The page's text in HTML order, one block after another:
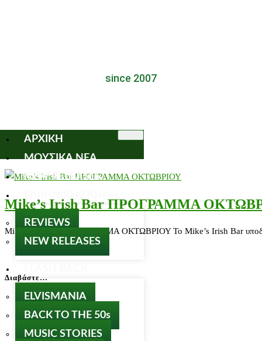
since 2007
ΑΡΧΙΚΗ
ΜΟΥΣΙΚΑ ΝΕΑ
NEW RELEASES
REVIEWS
NEW RELEASES
ELVISMANIA
BACK TO THE 50s
MUSIC STORIES
Mike’s Irish Bar ΠΡΟΓΡΑΜΜΑ
Mike's Irish Bar ΠΡΟΓΡΑΜΜΑ ΟΚΤΩΒΡΙΟΥ Το Mike’s Irish Bar
Διαβάστε…